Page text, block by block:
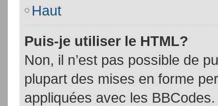
Haut
Puis-je utiliser le HTML?
Non, il n’est pas possible de
plupart des mises en forme
appliquées avec les BBCodes.